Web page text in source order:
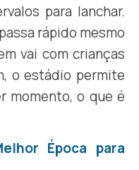
para lanchar.
rápido mesmo
vai com crianças
o estádio permite
momento, o que é
Época para